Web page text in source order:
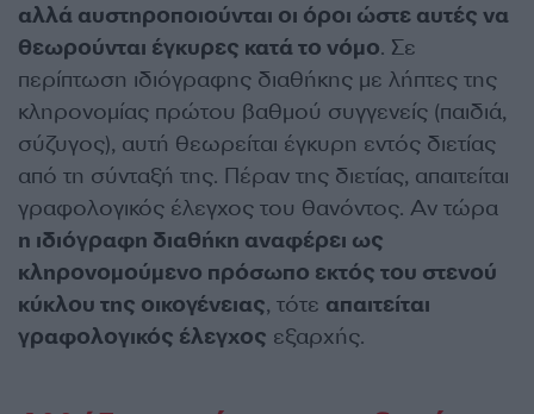
αλλά αυστηροποιούνται οι όροι ώστε αυτές να
θεωρούνται έγκυρες κατά το νόμο. Σε
περίπτωση ιδιόγραφης διαθήκης με λήπτες της
κληρονομίας πρώτου βαθμού συγγενείς (παιδιά,
σύζυγος), αυτή θεωρείται έγκυρη εντός διετίας
από τη σύνταξή της. Πέραν της διετίας, απαιτείται
γραφολογικός έλεγχος του θανόντος. Αν τώρα
η ιδιόγραφη διαθήκη αναφέρει ως
κληρονομούμενο πρόσωπο εκτός του στενού
κύκλου της οικογένειας, τότε απαιτείται
γραφολογικός έλεγχος εξαρχής.